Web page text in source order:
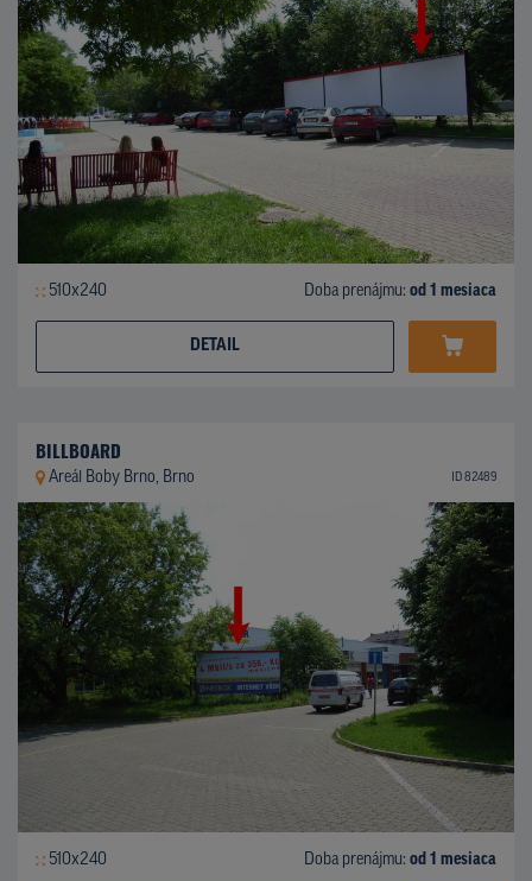
510x240 Doba prenájmu: od 1 mesiaca
DETAIL
BILLBOARD
Areál Boby Brno, Brno ID 82489
510x240 Doba prenájmu: od 1 mesiaca